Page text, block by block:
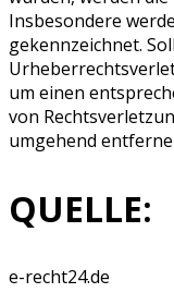
Insbesondere
gekennzeichnet.
um einen
von
umgehend
QUELLE:
e-recht24.de